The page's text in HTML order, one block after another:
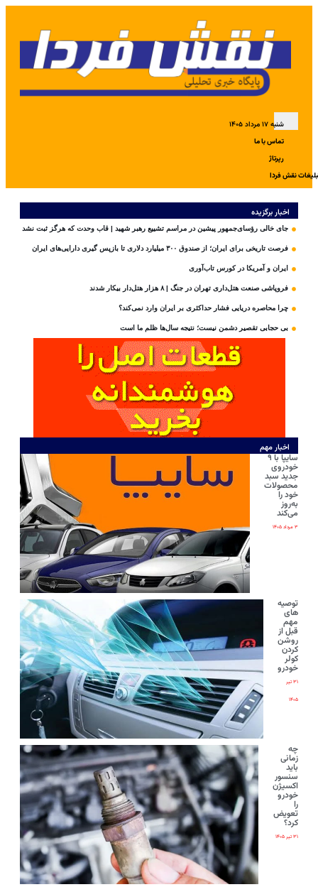
شنبه ۱۷ مرداد ۱۴۰۵
تماس با ما
رپرتاژ
نقش فردا
اخبار برگزیده
جای خالی رؤسای‌جمهور پیشین در مراسم تشییع رهبر شهید | قاب وحدت که هرگز ثبت نشد
فرصت تاریخی برای ایران؛ از صندوق ۳۰۰ میلیارد دلاری تا بازپس گیری دارایی‌های ایران
ایران و آمریکا در کورس تاب‌آوری
فروپاشی صنعت هتل‌داری تهران در جنگ | ۸ هزار هتل‌دار بیکار شدند
چرا محاصره دریایی فشار حداکثری بر ایران وارد نمی‌کند؟
بی‌ حجابی تقصیر دشمن نیست؛ نتیجه سال‌ها ظلم ما است
اخبار مهم
سایپا با ۹
خودروی
جدید سبد
محصولات
خود را
به‌روز
می‌کند
۳ مرداد ۱۴۰۵
توصیه
های
مهم
قبل از
روشن
کردن
کولر
خودرو
۳۱ تیر
۱۴۰۵
چه
زمانی
باید
سنسور
اکسیژن
خودرو
را
تعویض
کرد؟
۳۱ تیر ۱۴۰۵